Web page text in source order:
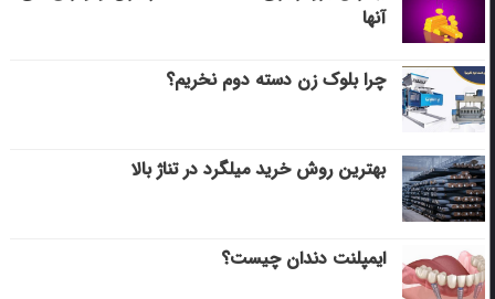
آنها
چرا بلوک زن دسته دوم نخریم؟
بهترین روش خرید میلگرد در تناژ بالا
ایمپلنت دندان چیست؟